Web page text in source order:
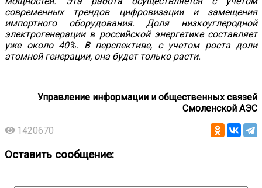
современных трендов цифровизации и замещения
импортного оборудования. Доля низкоуглеродной
электрогенерации в российской энергетике составляет
уже около 40%. В перспективе, с учетом роста доли
атомной генерации, она будет только расти.
Управление информации и общественных связей
Смоленской АЭС
1420670
Оставить сообщение: